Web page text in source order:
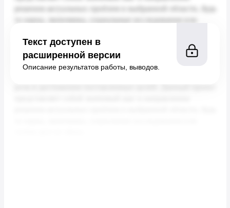
Текст доступен в
расширенной версии
Описание результатов работы, выводов.